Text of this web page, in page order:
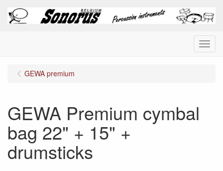
Menu
GEWA premium
GEWA Premium cymbal
bag 22" + 15" +
drumsticks